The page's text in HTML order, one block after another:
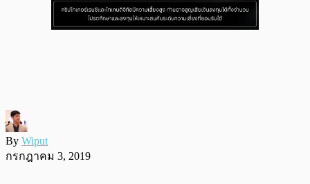
By Wiput
กรกฎาคม 3, 2019